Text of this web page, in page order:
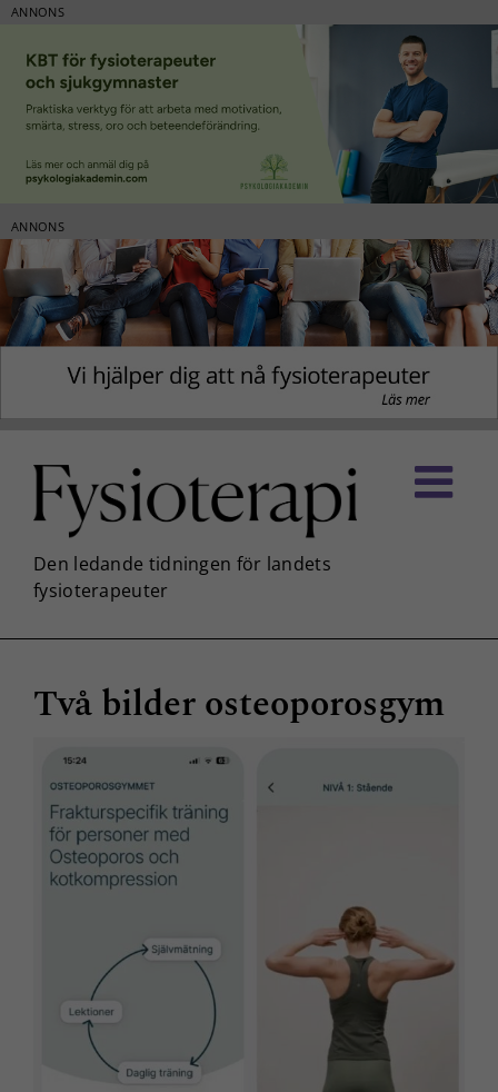
ANNONS
ANNONS
innehållet
Två bilder osteoporosgym